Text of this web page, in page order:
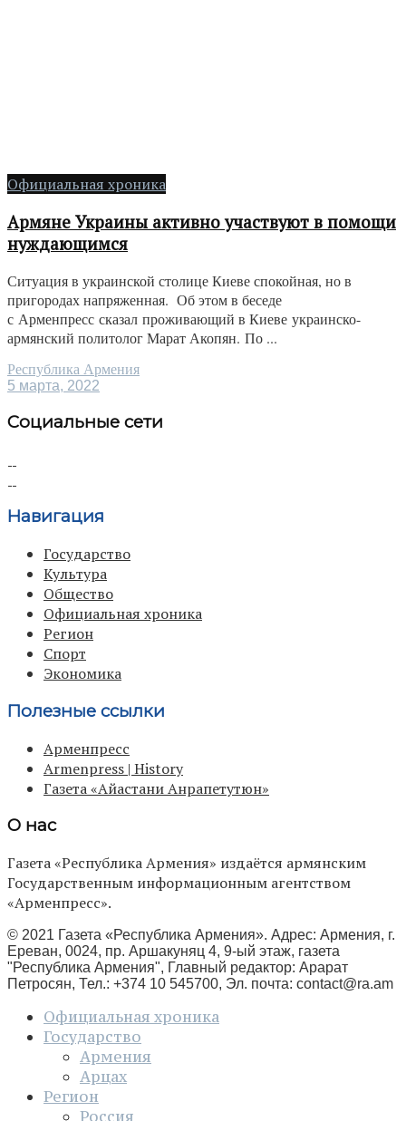
Официальная хроника
Армяне Украины активно участвуют в помощи
нуждающимся
Ситуация в украинской столице Киеве спокойная, но в
пригородах напряженная. Об этом в беседе
с Арменпресс сказал проживающий в Киеве украинско-
армянский политолог Марат Акопян. По ...
Республика Армения
5 марта, 2022
Социальные сети
Навигация
Государство
Культура
Общество
Официальная хроника
Регион
Спорт
Экономика
Полезные ссылки
Арменпресс
Armenpress | History
Газета «Айастани Анрапетутюн»
О нас
Газета «Республика Армения» издаётся армянским
Государственным информационным агентством
«Арменпресс».
© 2021 Газета «Республика Армения». Адрес: Армения, г.
Ереван, 0024, пр. Аршакуняц 4, 9-ый этаж, газета
"Республика Армения", Главный редактор: Арарат
Петросян, Тел.: +374 10 545700, Эл. почта: contact@ra.am
Официальная хроника
Государство
Армения
Арцах
Регион
Россия